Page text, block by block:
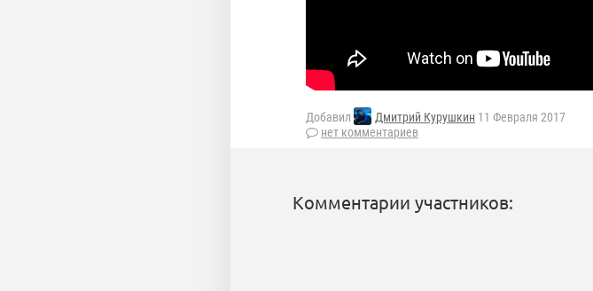
Добавил Дмитрий Курушкин 11 Февраля 2017
нет комментариев
Комментарии участников: